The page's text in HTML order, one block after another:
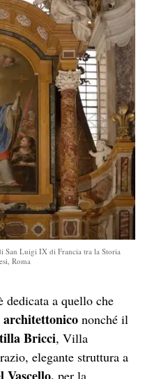
San Luigi IX di Francia tra la Storia
Roma
dedicata a quello che
nonché il
Bricci, Villa
elegante struttura a
per la